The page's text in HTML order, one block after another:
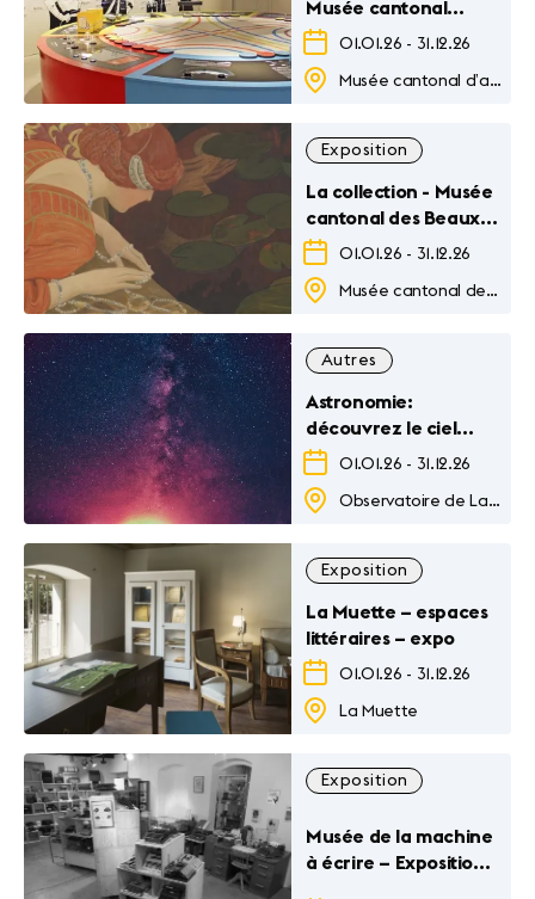
Musée cantonal
d'archéologie et
d'histoire
01.01.26 - 31.12.26
Musée cantonal d’archéologie et d’histoire
Exposition
La collection - Musée
cantonal des Beaux-
Arts 01.01.26 - 31.12.26
Musée cantonal des Beaux-Arts
Autres
Astronomie:
découvrez le ciel
lausannois
01.01.26 - 31.12.26
Observatoire de Lausanne
Exposition
La Muette – espaces
littéraires – expo
01.01.26 - 31.12.26
La Muette
Exposition
Musée de la machine
à écrire – Exposition